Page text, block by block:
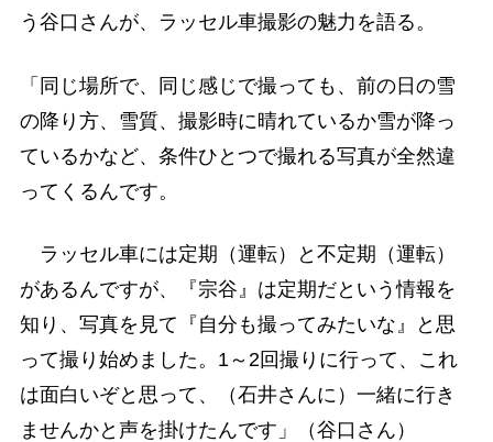
う谷口さんが、ラッセル車撮影の魅力を語る。
「同じ場所で、同じ感じで撮っても、前の日の雪
の降り方、雪質、撮影時に晴れているか雪が降っ
ているかなど、条件ひとつで撮れる写真が全然違
ってくるんです。
ラッセル車には定期（運転）と不定期（運転）
があるんですが、『宗谷』は定期だという情報を
知り、写真を見て『自分も撮ってみたいな』と思
って撮り始めました。1～2回撮りに行って、これ
は面白いぞと思って、（石井さんに）一緒に行き
ませんかと声を掛けたんです」（谷口さん）